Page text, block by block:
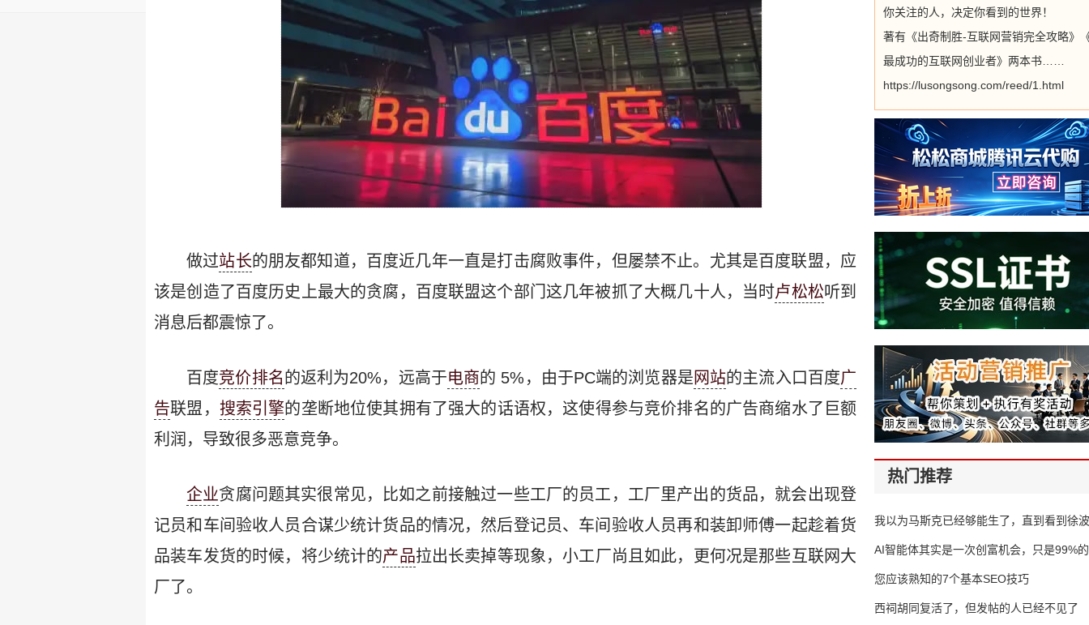
做过站长的朋友都知道，百度近几年一直是打击腐败事件，但屡禁不止。尤其是百度联盟，应
该是创造了百度历史上最大的贪腐，百度联盟这个部门这几年被抓了大概几十人，当时卢松松听到
消息后都震惊了。
百度竞价排名的返利为20%，远高于电商的 5%，由于PC端的浏览器是网站的主流入口百度广
告联盟， 搜索引擎的垄断地位使其拥有了强大的话语权，这使得参与竞价排名的广告商缩水了巨额
利润，导致很多恶意竞争。
企业贪腐问题其实很常见，比如之前接触过一些工厂的员工，工厂里产出的货品，就会出现登
记员和车间验收人员合谋少统计货品的情况，然后登记员、车间验收人员再和装卸师傅一起趁着货
品装车发货的时候，将少统计的产品拉出长卖掉等现象，小工厂尚且如此，更何况是那些互联网大
厂了。
你关注的人，决定你看到的世界！
著有《出奇制胜-互联网营销完全攻略》
最成功的互联网创业者》两本书……
https://lusongsong.com/reed/1.html
热门推荐
我以为马斯克已经够能生了，直到看到
AI智能体其实是一次创富机会，只是99%
错过了
您应该熟知的7个基本SEO技巧
西祠胡同复活了，但发帖的人已经不见了